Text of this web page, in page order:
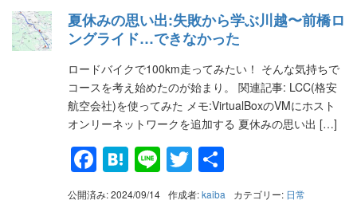
夏休みの思い出:失敗から学ぶ川越〜前橋ロ
ングライド…できなかった
ロードバイクで100km走ってみたい！ そんな気持ちで
コースを考え始めたのが始まり。 関連記事: LCC(格安
航空会社)を使ってみた メモ:VirtualBoxのVMにホスト
オンリーネットワークを追加する 夏休みの思い出 […]
Facebook
Hatena
LineTwitter
有
公開済み: 2024/09/14 作成者:kaiba カテゴリー: 日常